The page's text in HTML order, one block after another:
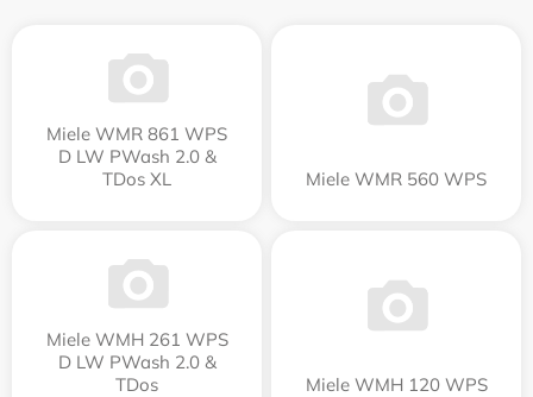
Miele WMR 861 WPS
D LW PWash 2.0 &
TDos XL
Miele WMR 560 WPS
Miele WMH 261 WPS
D LW PWash 2.0 &
TDos
Miele WMH 120 WPS